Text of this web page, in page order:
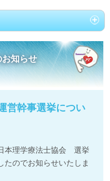
お知らせ
幹事選​挙につい
本理学療法士協会 選挙
たのでお知らせいたしま